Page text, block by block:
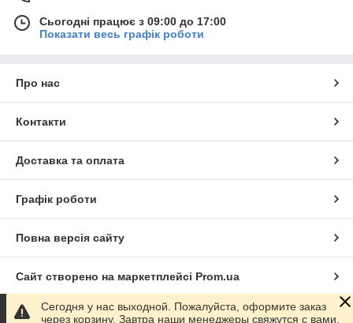
Сьогодні працює з 09:00 до 17:00
Показати весь графік роботи
Про нас
Контакти
Доставка та оплата
Графік роботи
Повна версія сайту
Сайт створено на маркетплейсі Prom.ua
Політика конфіденційності
Сегодня у нас выходной. Пожалуйста, оформите заказ
через корзину. Завтра наши менеджеры свяжутся с вами.